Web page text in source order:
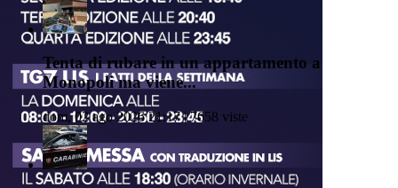
Tenta di rubare in un appartamento a
Monopoli ma viene...
dom, 02 ago 2026 21:17 | 7658 viste